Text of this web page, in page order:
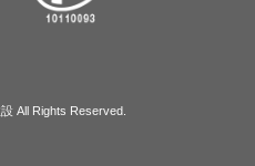
All Rights Reserved.